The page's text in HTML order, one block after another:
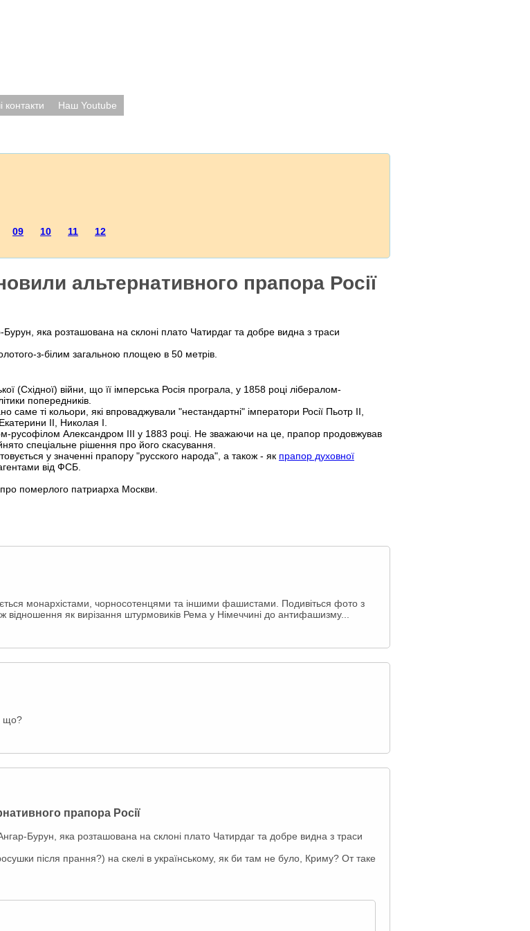
контакти Наш Youtube
09 10 11 12
альтернативного прапора Росії
яка розташована на склоні плато Чатирдаг та добре видна з траси
з-білим загальною площею в 50 метрів.
(Східної) війни, що її імперська Росія програла, у 1858 році лібералом-
попередників.
ті кольори, які впроваджували "нестандартні" імператори Росії Пьотр ІІ,
ІІ, Николая І.
русофілом Александром ІІІ у 1883 році. Не зважаючи на це, прапор продовжував
спеціальне рішення про його скасування.
у значенні прапору "русского народа", а також - як прапор духовної
від ФСБ.
померлого патриарха Москви.
монархістами, чорносотенцями та іншими фашистами. Подивіться фото з
відношення як вирізання штурмовиків Рема у Німеччині до антифашизму...
що?
прапора Росії
Бурун, яка розташована на склоні плато Чатирдаг та добре видна з траси
після прання?) на скелі в українському, як би там не було, Криму? От таке